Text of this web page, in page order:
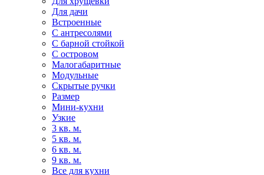
Для дачи
Встроенные
С антресолями
С барной стойкой
С островом
Малогабаритные
Модульные
Скрытые ручки
Размер
Мини-кухни
Узкие
3 кв. м.
5 кв. м.
6 кв. м.
9 кв. м.
Все для кухни